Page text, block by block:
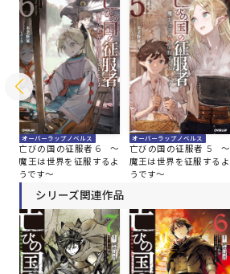
オーバーラップノベルス
亡びの国の征服者 6 ～
魔王は世界を征服するよ
うです～
オーバーラップノベルス
亡びの国の征服者 5 ～
魔王は世界を征服するよ
うです～
シリーズ関連作品